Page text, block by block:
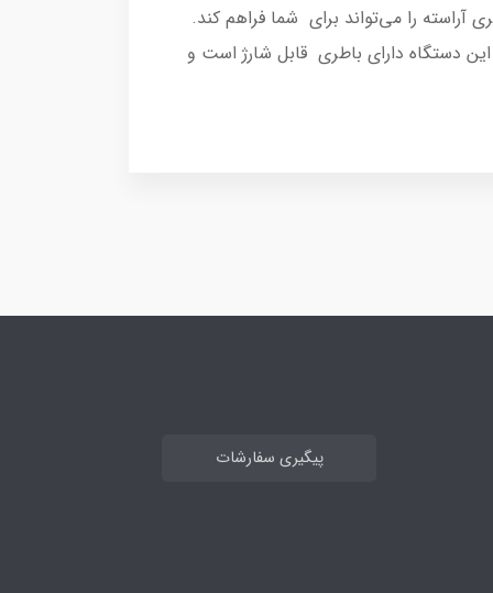
را می‌تواند برای شما فراهم کند.
دستگاه دارای باطری قابل شارژ است و
پیگیری سفارشات